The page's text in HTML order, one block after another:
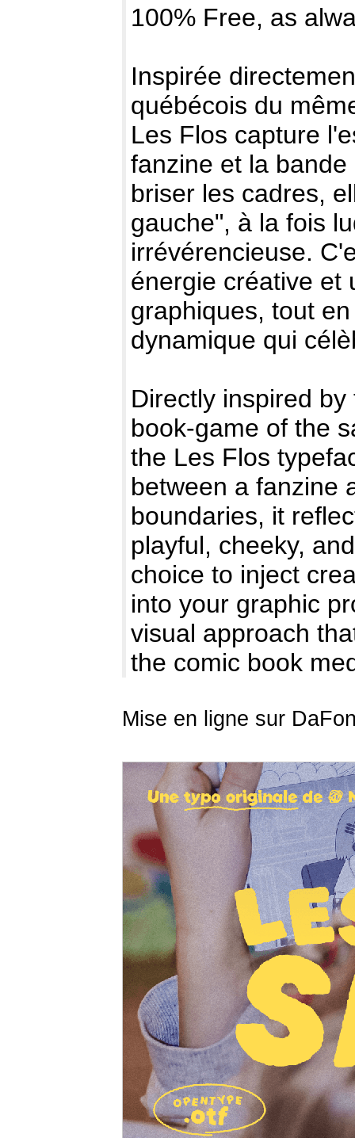
100% Free, as
Inspirée
québécois du
Les Flos capture
fanzine et la
briser les cadres,
gauche", à la fois
irrévérencieuse.
énergie créative et
graphiques, tout
dynamique qui
Directly inspired
book-game of the
the Les Flos
between a fanzine
boundaries, it
playful, cheeky,
choice to inject
into your graphic
visual approach
the comic book
Mise en ligne sur